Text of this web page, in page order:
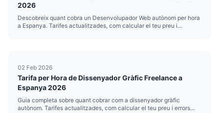
2026
Descobreix quant cobra un Desenvolupador Web autònom per hora
a Espanya. Tarifes actualitzades, com calcular el teu preu i
02 Feb 2026
Tarifa per Hora de Dissenyador Gràfic Freelance a
Espanya 2026
Guia completa sobre quant cobrar com a dissenyador gràfic
autònom. Tarifes actualitzades, com calcular el teu preu i errors